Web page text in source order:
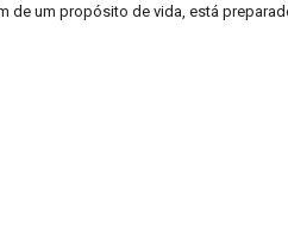
de um propósito de vida, está